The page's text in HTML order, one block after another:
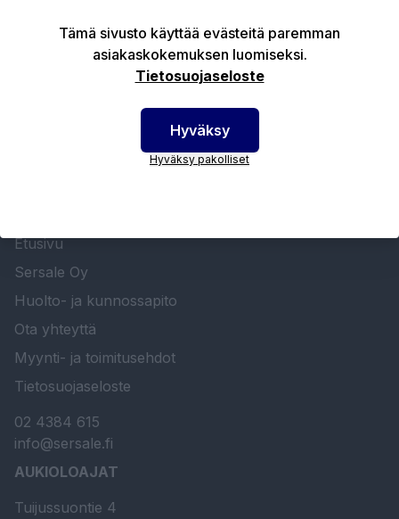
Tekniset edut
Etusivu
Sersale Oy
Huolto- ja kunnossapito
Ota yhteyttä
Myynti- ja toimitusehdot
Tietosuojaseloste
02 4384 615
info@sersale.fi
AUKIOLOAJAT
Tuijussuontie 4
Tämä sivusto käyttää evästeitä paremman
asiakaskokemuksen luomiseksi.
Tietosuojaseloste
Hyväksy
Hyväksy pakolliset